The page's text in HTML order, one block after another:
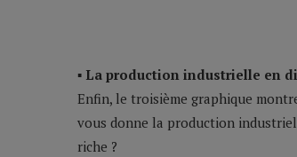
▪ La production industrielle en
Enfin, le troisième graphique
vous donne la production
riche ?